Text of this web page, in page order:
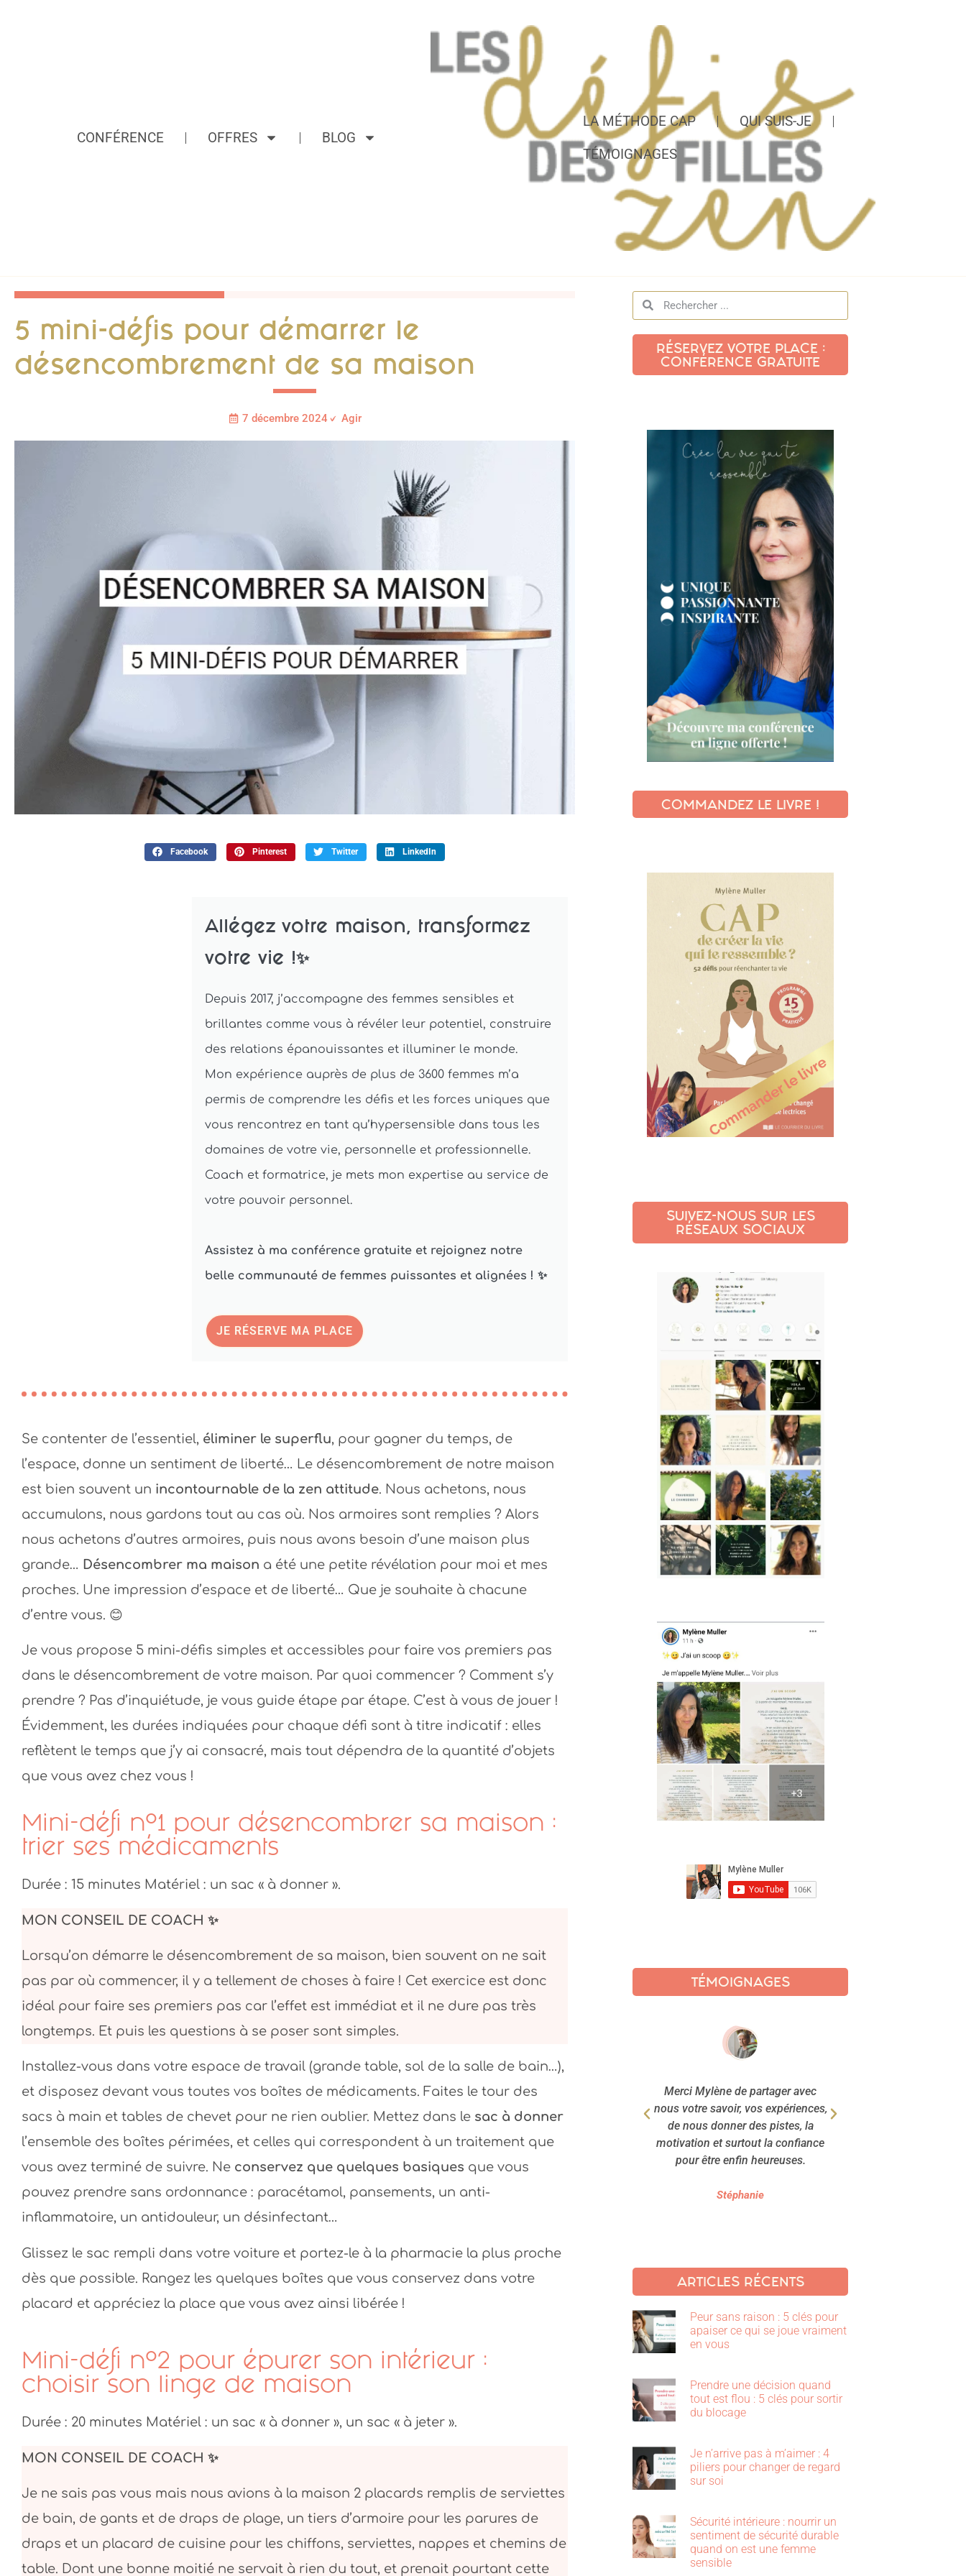
CONFÉRENCE OFFRES BLOG
LA MÉTHODE CAP
QUI SUIS-JE
TÉMOIGNAGES
5 mini-défis pour démarrer le
désencombrement de sa maison
7 décembre 2024 Agir
Facebook Pinterest Twitter LinkedIn
Allégez votre maison, transformez
votre vie !✨
Depuis 2017, j’accompagne des femmes sensibles et
brillantes comme vous à révéler leur potentiel, construire
des relations épanouissantes et illuminer le monde.
Mon expérience auprès de plus de 3600 femmes m’a
permis de comprendre les défis et les forces uniques que
vous rencontrez en tant qu’hypersensible dans tous les
domaines de votre vie, personnelle et professionnelle.
Coach et formatrice, je mets mon expertise au service de
votre pouvoir personnel.
Assistez à ma conférence gratuite et rejoignez notre
belle communauté de femmes puissantes et alignées ! ✨
JE RÉSERVE MA PLACE
Se contenter de l’essentiel, éliminer le superflu, pour gagner du temps, de
l’espace, donne un sentiment de liberté… Le désencombrement de notre maison
est bien souvent un incontournable de la zen attitude. Nous achetons, nous
accumulons, nous gardons tout au cas où. Nos armoires sont remplies ? Alors
nous achetons d’autres armoires, puis nous avons besoin d’une maison plus
grande… Désencombrer ma maison a été une petite révélation pour moi et mes
proches. Une impression d’espace et de liberté… Que je souhaite à chacune
d’entre vous. 😊
Je vous propose 5 mini-défis simples et accessibles pour faire vos premiers pas
dans le désencombrement de votre maison. Par quoi commencer ? Comment s’y
prendre ? Pas d’inquiétude, je vous guide étape par étape. C’est à vous de jouer !
Évidemment, les durées indiquées pour chaque défi sont à titre indicatif : elles
reflètent le temps que j’y ai consacré, mais tout dépendra de la quantité d’objets
que vous avez chez vous !
Mini-défi n°1 pour désencombrer sa maison :
trier ses médicaments
Durée : 15 minutes Matériel : un sac « à donner ».
MON CONSEIL DE COACH ✨
Lorsqu’on démarre le désencombrement de sa maison, bien souvent on ne sait
pas par où commencer, il y a tellement de choses à faire ! Cet exercice est donc
idéal pour faire ses premiers pas car l’effet est immédiat et il ne dure pas très
longtemps. Et puis les questions à se poser sont simples.
Installez-vous dans votre espace de travail (grande table, sol de la salle de bain…),
et disposez devant vous toutes vos boîtes de médicaments. Faites le tour des
sacs à main et tables de chevet pour ne rien oublier. Mettez dans le sac à donner
l’ensemble des boîtes périmées, et celles qui correspondent à un traitement que
vous avez terminé de suivre. Ne conservez que quelques basiques que vous
pouvez prendre sans ordonnance : paracétamol, pansements, un anti-
inflammatoire, un antidouleur, un désinfectant…
Glissez le sac rempli dans votre voiture et portez-le à la pharmacie la plus proche
dès que possible. Rangez les quelques boîtes que vous conservez dans votre
placard et appréciez la place que vous avez ainsi libérée !
Mini-défi n°2 pour épurer son intérieur :
choisir son linge de maison
Durée : 20 minutes Matériel : un sac « à donner », un sac « à jeter ».
MON CONSEIL DE COACH ✨
Je ne sais pas vous mais nous avions à la maison 2 placards remplis de serviettes
de bain, de gants et de draps de plage, un tiers d’armoire pour les parures de
draps et un placard de cuisine pour les chiffons, serviettes, nappes et chemins de
table. Dont une bonne moitié ne servait à rien du tout, et prenait pourtant cette
RÉSERVEZ VOTRE PLACE :
CONFÉRENCE GRATUITE
COMMANDEZ LE LIVRE !
SUIVEZ-NOUS SUR LES
RÉSEAUX SOCIAUX
TÉMOIGNAGES
Je viens de découvrir ton site que
je trouve authentique, ressourçant
et bienveillant.
Merci pour cet article qui est une
vraie mine d’information...En tous
cas merci pour ta bienveillance et
tes conseils, j’ai hâte de lire le
Merci Mylène de partager avec
nous votre savoir, vos expériences,
de nous donner des pistes, la
motivation et surtout la confiance
pour être enfin heureuses.
Stéphanie
ARTICLES RÉCENTS
Peur sans raison : 5 clés pour
apaiser ce qui se joue vraiment
en vous
Prendre une décision quand
tout est flou : 5 clés pour sortir
du blocage
Je n’arrive pas à m’aimer : 4
piliers pour changer de regard
sur soi
Sécurité intérieure : nourrir un
sentiment de sécurité durable
quand on est une femme
sensible